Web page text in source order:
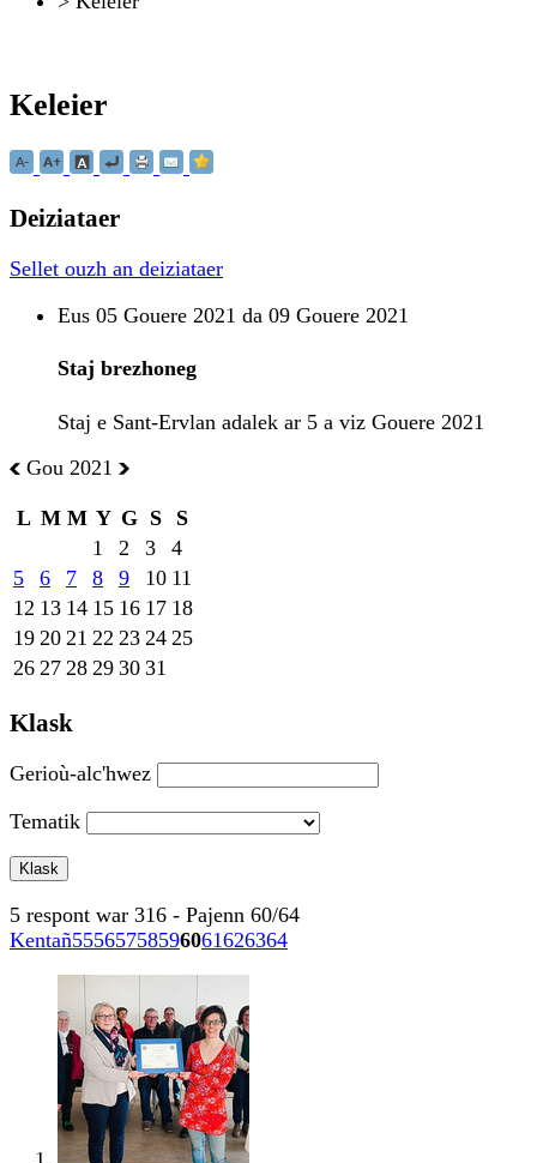
Keleier
Deiziataer
Sellet ouzh an deiziataer
Eus 05 Gouere 2021 da 09 Gouere 2021
Staj brezhoneg
Staj e Sant-Ervlan adalek ar 5 a viz Gouere 2021
Gou 2021
L M M Y G S
S
1
2 3
4
5
6 7 8 9 10 11
12 13 14 15 16 17 18
19 20 21 22 23 24 25
26 27 28 29 30 31
Klask
Gerioù-alc'hwez
Tematik
5 respont war 316 - Pajenn 60/64
Kentañ55565758596061626364